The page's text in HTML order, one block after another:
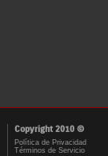
Copyright 2010 ©
Política de Privacidad
Términos de Servicio